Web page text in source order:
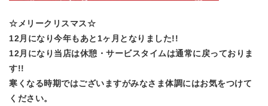
☆メリークリスマス☆
12月になり今年もあと1ヶ月となりました!!
12月になり当店は休憩・サービスタイムは通常に戻っておりま
す!!
寒くなる時期ではございますがみなさま体調にはお気をつけて
ください。